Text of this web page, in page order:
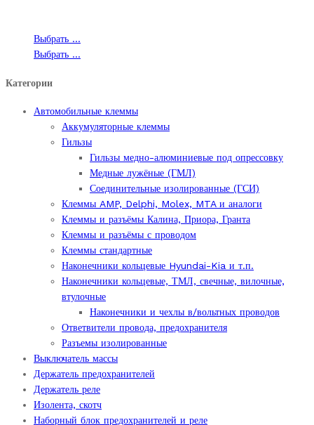
Выбрать ...
Опции
можно
выбрать
на
странице
товара.
Выбрать ...
вариаций.
Опции
можно
выбрать
на
странице
товара.
Категории
Автомобильные клеммы
Аккумуляторные клеммы
Гильзы
Гильзы медно-алюминиевые под опрессовку
Медные лужёные (ГМЛ)
Соединительные изолированные (ГСИ)
Клеммы AMP, Delphi, Molex, MTA и аналоги
Клеммы и разъёмы Калина, Приора, Гранта
Клеммы и разъёмы с проводом
Клеммы стандартные
Наконечники кольцевые Hyundai-Kia и т.п.
Наконечники кольцевые, ТМЛ, свечные, вилочные,
втулочные
Наконечники и чехлы в/вольтных проводов
Ответвители провода, предохранителя
Разъемы изолированные
Выключатель массы
Держатель предохранителей
Держатель реле
Изолента, скотч
Наборный блок предохранителей и реле